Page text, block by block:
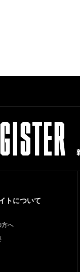
トについて
方へ